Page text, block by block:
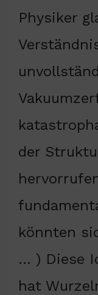
Physiker
der
könnten
… ) Diese
hat